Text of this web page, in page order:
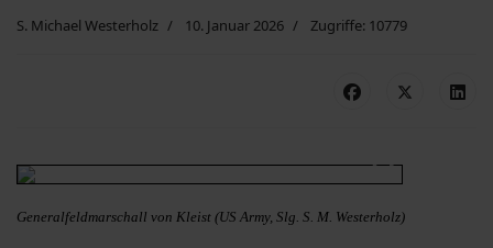
S. Michael Westerholz 10. Januar 2026 Zugriffe: 10779
Generalfeldmarschall von Kleist (US Army, Slg. S. M. Westerholz)